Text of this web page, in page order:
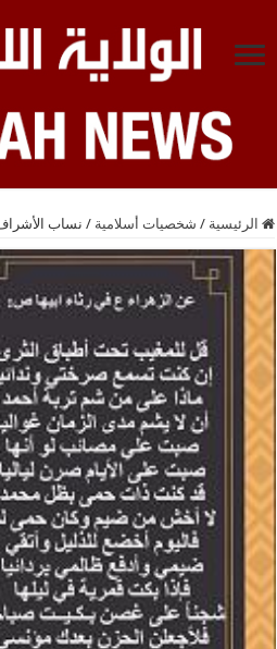
الرئيسية / شخصيات أسلامية / نساب